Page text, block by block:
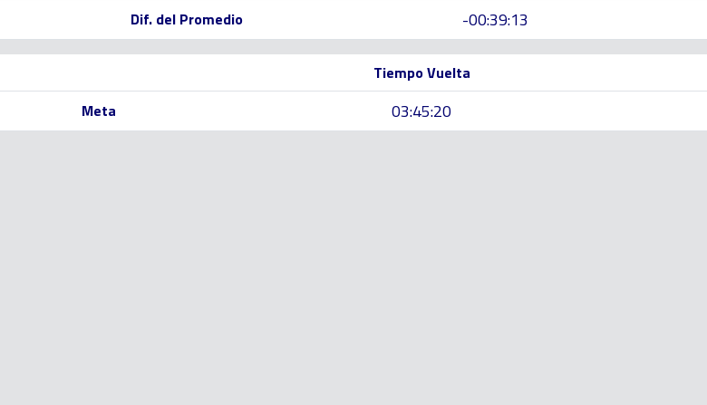
Dif. del Promedio -00:39:13
Tiempo Vuelta
Meta
03:45:20